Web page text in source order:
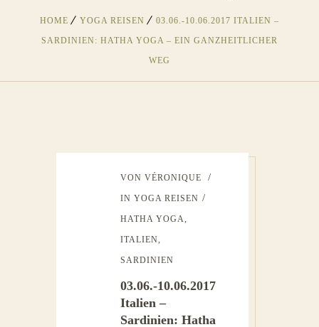
HOME YOGA REISEN
03.06.-10.06.2017 ITALIEN –
SARDINIEN: HATHA YOGA – EIN GANZHEITLICHER
WEG
VON VÉRONIQUE
IN YOGA REISEN
HATHA YOGA,
ITALIEN,
SARDINIEN
03.06.-10.06.2017
Italien –
Sardinien: Hatha